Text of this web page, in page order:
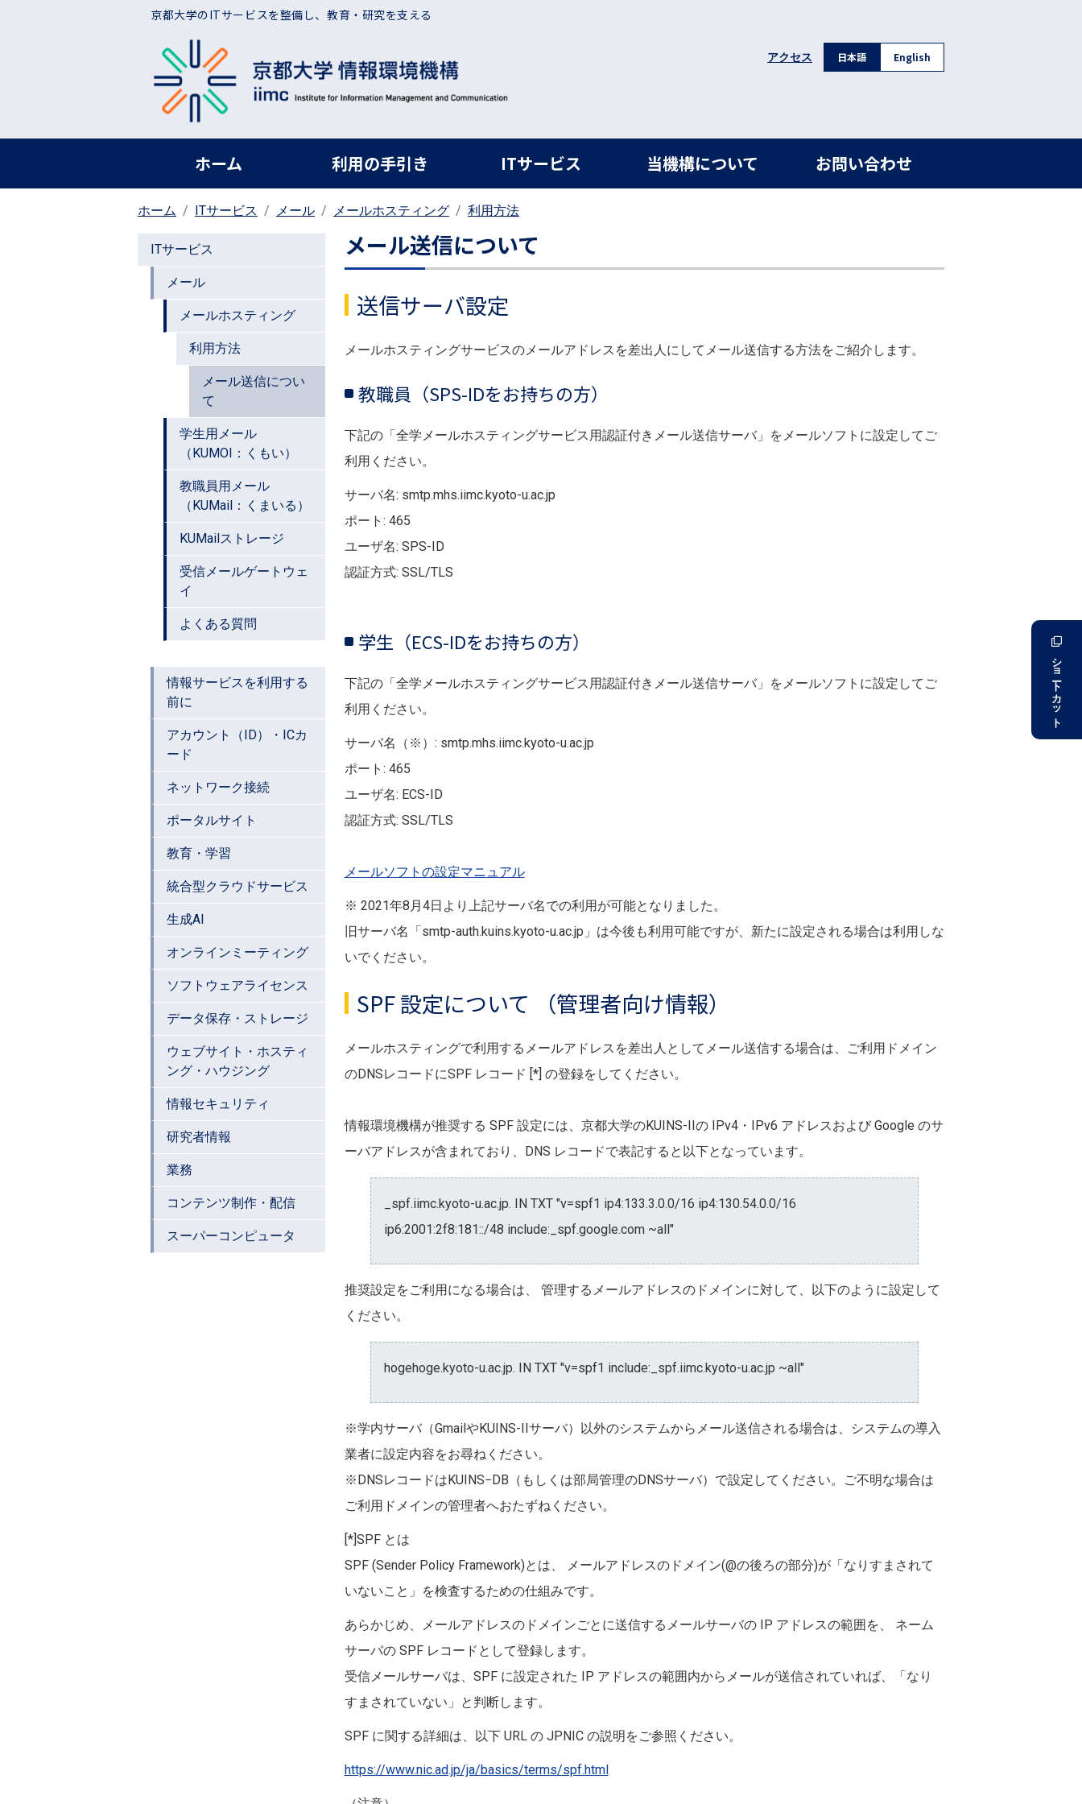
京都大学のITサービスを整備し、教育・研究を支える
アクセス 日本語 English
ヘッダー グローバルナビ
ホーム 利用の手引き ITサービス 当機構について お問い合わせ
ホーム ITサービス メール メールホスティング 利用方法
ITサービス
メール
メールホスティング
利用方法
メール送信につい
て
学生用メール
（KUMOI：くもい）
教職員用メール
（KUMail：くまいる）
KUMailストレージ
受信メールゲートウェ
イ
よくある質問
情報サービスを利用する
前に
アカウント（ID）・ICカ
ード
ネットワーク接続
ポータルサイト
教育・学習
統合型クラウドサービス
生成AI
オンラインミーティング
ソフトウェアライセンス
データ保存・ストレージ
ウェブサイト・ホスティ
ング・ハウジング
情報セキュリティ
研究者情報
業務
コンテンツ制作・配信
スーパーコンピュータ
メール送信について
送信サーバ設定
メールホスティングサービスのメールアドレスを差出人にしてメール送信する方法をご紹介します。
教職員（SPS-IDをお持ちの方）
下記の「全学メールホスティングサービス用認証付きメール送信サーバ」をメールソフトに設定してご
利用ください。
サーバ名: smtp.mhs.iimc.kyoto-u.ac.jp
ポート: 465
ユーザ名: SPS-ID
認証方式: SSL/TLS
学生（ECS-IDをお持ちの方）
下記の「全学メールホスティングサービス用認証付きメール送信サーバ」をメールソフトに設定してご
利用ください。
サーバ名（※）: smtp.mhs.iimc.kyoto-u.ac.jp
ポート: 465
ユーザ名: ECS-ID
認証方式: SSL/TLS
メールソフトの設定マニュアル
※ 2021年8月4日より上記サーバ名での利用が可能となりました。
旧サーバ名「smtp-auth.kuins.kyoto-u.ac.jp」は今後も利用可能ですが、新たに設定される場合は利用しな
いでください。
SPF 設定について （管理者向け情報）
メールホスティングで利用するメールアドレスを差出人としてメール送信する場合は、ご利用ドメイン
のDNSレコードにSPF レコード [*] の登録をしてください。
情報環境機構が推奨する SPF 設定には、京都大学のKUINS-IIの IPv4・IPv6 アドレスおよび Google のサ
ーバアドレスが含まれており、DNS レコードで表記すると以下となっています。
_spf.iimc.kyoto-u.ac.jp. IN TXT "v=spf1 ip4:133.3.0.0/16 ip4:130.54.0.0/16
ip6:2001:2f8:181::/48 include:_spf.google.com ~all"
推奨設定をご利用になる場合は、 管理するメールアドレスのドメインに対して、以下のように設定して
ください。
hogehoge.kyoto-u.ac.jp. IN TXT "v=spf1 include:_spf.iimc.kyoto-u.ac.jp ~all"
※学内サーバ（GmailやKUINS-IIサーバ）以外のシステムからメール送信される場合は、システムの導入
業者に設定内容をお尋ねください。
※DNSレコードはKUINS−DB（もしくは部局管理のDNSサーバ）で設定してください。ご不明な場合は
ご利用ドメインの管理者へおたずねください。
[*]SPF とは
SPF (Sender Policy Framework)とは、 メールアドレスのドメイン(@の後ろの部分)が「なりすまされて
いないこと」を検査するための仕組みです。
あらかじめ、メールアドレスのドメインごとに送信するメールサーバの IP アドレスの範囲を、 ネーム
サーバの SPF レコードとして登録します。
受信メールサーバは、SPF に設定された IP アドレスの範囲内からメールが送信されていれば、「なり
すまされていない」と判断します。
SPF に関する詳細は、以下 URL の JPNIC の説明をご参照ください。
https://www.nic.ad.jp/ja/basics/terms/spf.html
ショートカット